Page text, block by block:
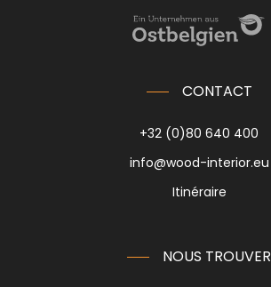
CONTACT
+32 (0)80 640 400
info@wood-interior.eu
Itinéraire
NOUS TROUVER